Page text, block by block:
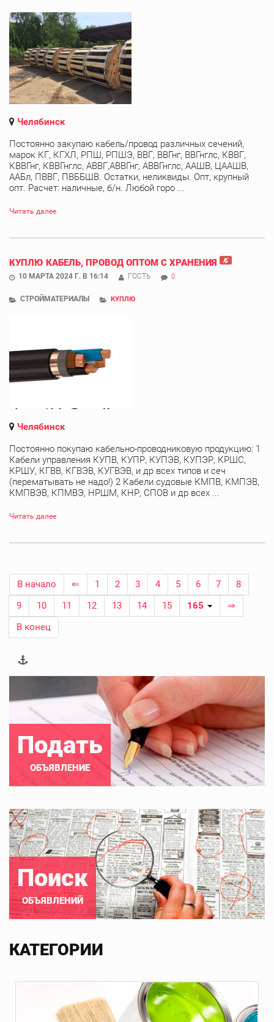
Челябинск
Постоянно закупаю кабель/провод различных сечений,
марок КГ, КГХЛ, РПШ, РПШЭ, ВВГ, ВВГнг, ВВГнглс, КВВГ,
КВВГнг, КВВГнглс, АВВГ,АВВГнг, АВВГнглс, ААШВ, ЦААШВ,
ААБл, ПВВГ, ПВББШВ. Остатки, неликвиды. Опт, крупный
опт. Расчет: наличные, б/н. Любой горо ...
Читать далее
КУПЛЮ КАБЕЛЬ, ПРОВОД ОПТОМ С ХРАНЕНИЯ
10 МАРТА 2024 Г. В 16:14 ГОСТЬ 0
СТРОЙМАТЕРИАЛЫ КУПЛЮ
Челябинск
Постоянно покупаю кабельно-проводниковую продукцию: 1
Кабели управления КУПВ, КУПР, КУПЭВ, КУПЭР, КРШС,
КРШУ, КГВВ, КГВЭВ, КУГВЭВ, и др всех типов и сеч
(перематывать не надо!) 2 Кабели судовые КМПВ, КМПЭВ,
КМПВЭВ, КПМВЭ, НРШМ, КНР, СПОВ и др всех ...
Читать далее
В начало ⇐ 1 2 3 4 5 6 7
8
9
10 11 12 13 14 15 165
⇒
В конец
Подать
ОБЪЯВЛЕНИЕ
Поиск
ОБЪЯВЛЕНИЙ
КАТЕГОРИИ